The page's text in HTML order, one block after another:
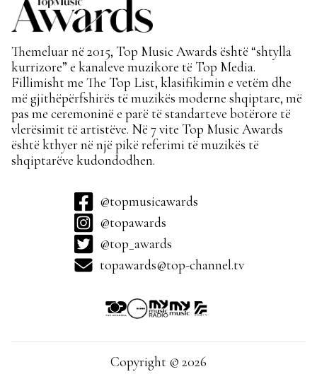
Themeluar në 2015, Top Music Awards është “shtylla
kurrizore” e kanaleve muzikore të Top Media.
Fillimisht me The Top List, klasifikimin e vetëm dhe
më gjithëpërfshirës të muzikës moderne shqiptare, më
pas me ceremoninë e parë të standarteve botërore të
vlerësimit të artistëve. Në 7 vite Top Music Awards
është kthyer në një pikë referimi të muzikës të
shqiptarëve kudondodhen.
@topmusicawards
@topawards
@top_awards
topawards@top-channel.tv
Copyright © 2026